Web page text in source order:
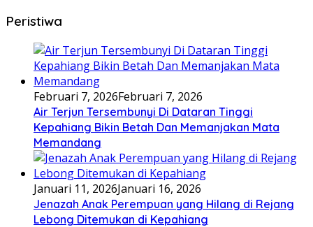
Peristiwa
Februari 7, 2026Februari 7, 2026
Air Terjun Tersembunyi Di Dataran Tinggi
Kepahiang Bikin Betah Dan Memanjakan Mata
Memandang
Januari 11, 2026Januari 16, 2026
Jenazah Anak Perempuan yang Hilang di Rejang
Lebong Ditemukan di Kepahiang